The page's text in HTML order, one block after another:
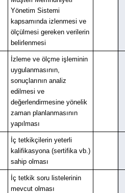
Yönetim Sistemi
kapsamında izlenmesi ve
ölçülmesi gereken verilerin
belirlenmesi
İzleme ve ölçme işleminin
uygulanmasının,
sonuçlarının analiz
edilmesi ve
değerlendirmesine yönelik
zaman planlanmasının
yapılması
İç tetkikçilerin yeterli
kalifikasyona (sertifika vb.)
sahip olması
İç tetkik soru listelerinin
mevcut olması